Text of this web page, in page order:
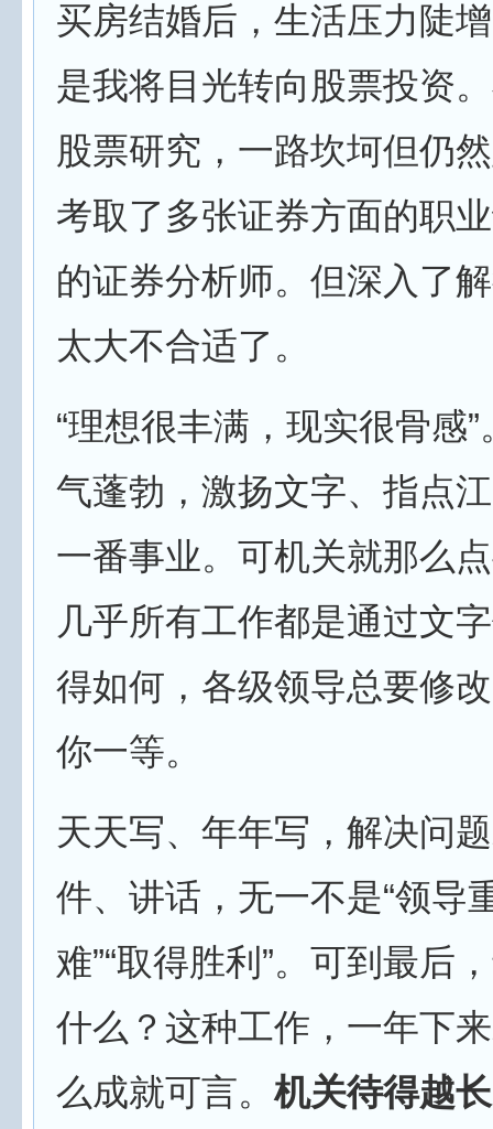
买房结婚后，生活压力陡
是我将目光转向股票投资
股票研究，一路坎坷但仍
考取了多张证券方面的职
的证券分析师。但深入了
太大不合适了。
“理想很丰满，现实很骨感
气蓬勃，激扬文字、指点
一番事业。可机关就那么
几乎所有工作都是通过文
得如何，各级领导总要修
你一等。
天天写、年年写，解决问
件、讲话，无一不是“领导
难”“取得胜利”。可到最后
什么？这种工作，一年下
么成就可言。机关待得越